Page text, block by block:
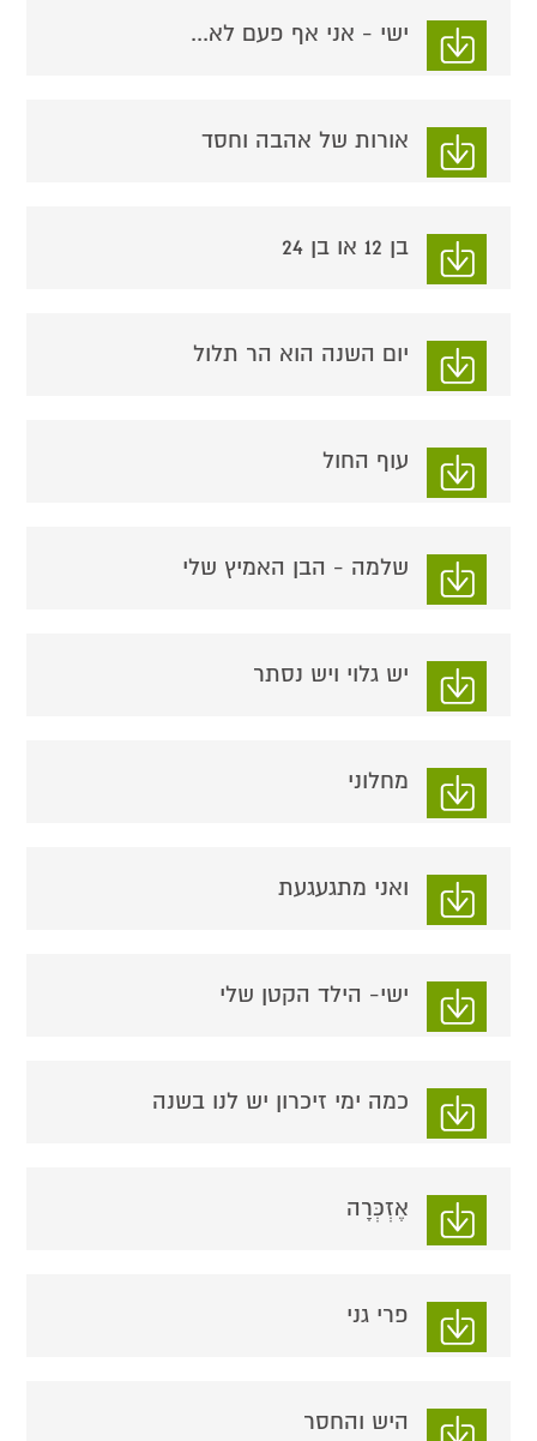
ישי - אני אף פעם לא...
אורות של אהבה וחסד
בן 12 או בן 24
יום השנה הוא הר תלול
עוף החול
שלמה - הבן האמיץ שלי
יש גלוי ויש נסתר
מחלוני
ואני מתגעגעת
ישי- הילד הקטן שלי
כמה ימי זיכרון יש לנו בשנה
אֶזְכְּרָה
פרי גני
היש והחסר